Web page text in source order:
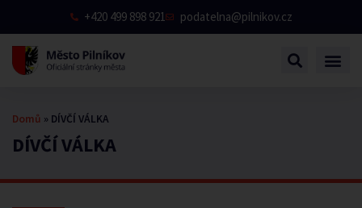
+420 499 898 921 podatelna@pilnikov.cz
DÍVČÍ VÁLKA
Domů » DÍVČÍ VÁLKA